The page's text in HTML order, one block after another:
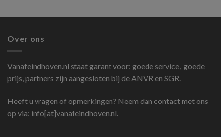
Over ons
Vanafeindhoven.nl staat garant voor: goede service, goede
prijs, partners zijn aangesloten bij de ANVR en SGR.
Heeft u vragen of opmerkingen? Neem dan contact met ons
op via: info[at]vanafeindhoven.nl.